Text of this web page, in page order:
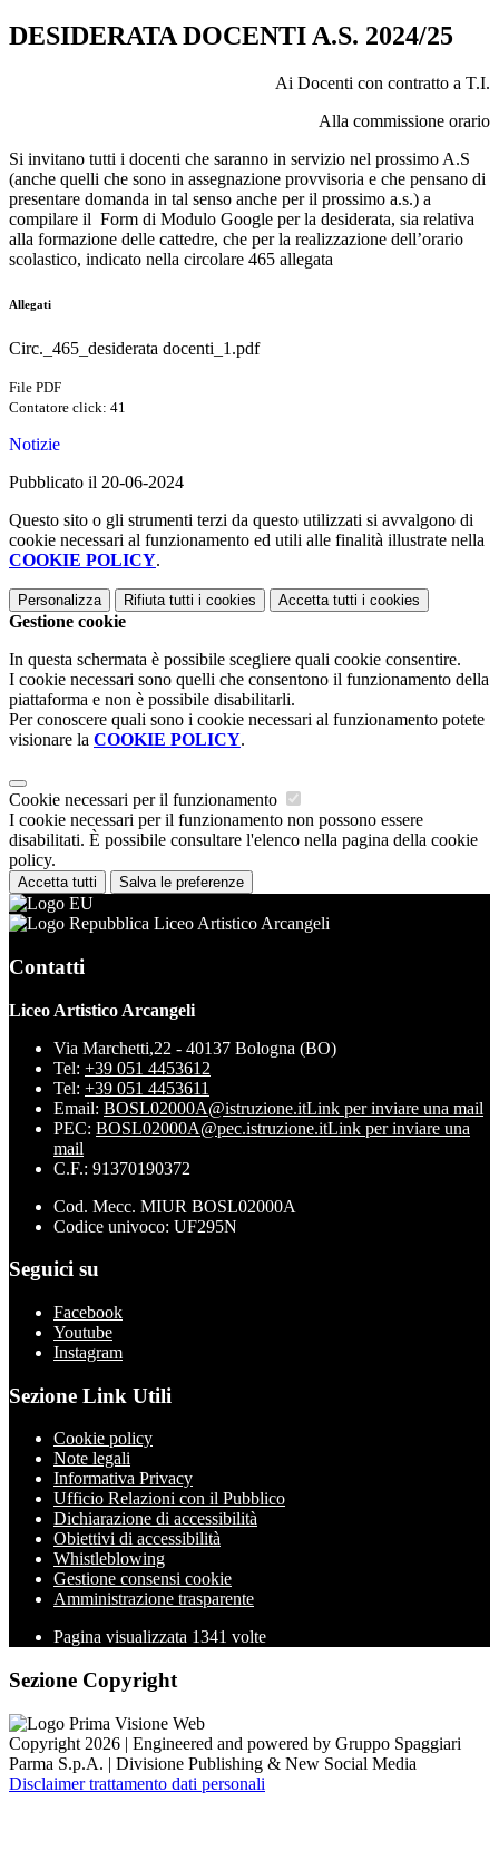
DESIDERATA DOCENTI A.S. 2024/25
Ai Docenti con contratto a T.I.
Alla commissione orario
Si invitano tutti i docenti che saranno in servizio nel prossimo A.S
(anche quelli che sono in assegnazione provvisoria e che pensano di
presentare domanda in tal senso anche per il prossimo a.s.) a
compilare il Form di Modulo Google per la desiderata, sia relativa
alla formazione delle cattedre, che per la realizzazione dell’orario
scolastico, indicato nella circolare 465 allegata
Allegati
Circ._465_desiderata docenti_1.pdf
File PDF
Contatore click: 41
Notizie
Pubblicato il 20-06-2024
Questo sito o gli strumenti terzi da questo utilizzati si avvalgono di
cookie necessari al funzionamento ed utili alle finalità illustrate nella
COOKIE POLICY.
Personalizza Rifiuta tutti i cookies Accetta tutti i cookies
Gestione cookie
In questa schermata è possibile scegliere quali cookie consentire.
I cookie necessari sono quelli che consentono il funzionamento della
piattaforma e non è possibile disabilitarli.
Per conoscere quali sono i cookie necessari al funzionamento potete
visionare la COOKIE POLICY.
Cookie necessari per il funzionamento
I cookie necessari per il funzionamento non possono essere
disabilitati. È possibile consultare l'elenco nella pagina della cookie
policy.
Accetta tutti Salva le preferenze
Liceo Artistico Arcangeli
Contatti
Liceo Artistico Arcangeli
Via Marchetti,22 - 40137 Bologna (BO)
Tel: +39 051 4453612
Tel: +39 051 4453611
Email: BOSL02000A@istruzione.itLink per inviare una mail
PEC: BOSL02000A@pec.istruzione.itLink per inviare una
mail
C.F.: 91370190372
Cod. Mecc. MIUR BOSL02000A
Codice univoco: UF295N
Seguici su
Facebook
Youtube
Instagram
Sezione Link Utili
Cookie policy
Note legali
Informativa Privacy
Ufficio Relazioni con il Pubblico
Dichiarazione di accessibilità
Obiettivi di accessibilità
Whistleblowing
Gestione consensi cookie
Amministrazione trasparente
Pagina visualizzata 1341 volte
Sezione Copyright
Copyright 2026 | Engineered and powered by Gruppo Spaggiari
Parma S.p.A. | Divisione Publishing & New Social Media
Disclaimer trattamento dati personali